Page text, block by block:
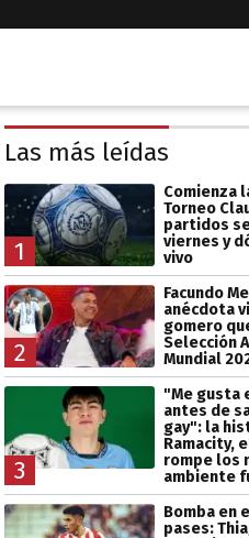
Las más leídas
1
Comienza
Torneo
partidos
viernes y
vivo
2
Facundo
anécdota
gomero
Selección
Mundial
3
"Me gusta
antes de
gay": la
Ramacity,
rompe los
ambiente
Bomba en
pases: